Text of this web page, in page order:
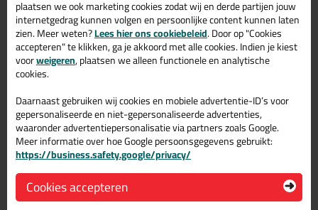
reinigingsmiddelen; tijdelijk bestand tegen brandstoffen,
minerale oliën, plantaardige en dierlijke vetten en oliën; niet
bestand tegen organische zuren, geconcentreerde anorganische
zuren en bijtende oplossingen of oplosmiddelen.
VERWERKINGSMETHODE
Oppervlakken moeten schoon, droog en vrij van alle sporen van
vet, olie en stof zijn. Voorbehandeling hangt af van de specifieke
aard van de ondergrond en is cruciaal voor een duurzame
hechting. Suggesties voor oppervlakte-voorbehandelingen zijn te
vinden op de meest recente versie van de Marine
Voorbehandelingstabel. Houd er rekening mee dat deze
suggesties gebaseerd zijn op ervaring en dienen in alle gevallen
door testen op originele substraten geverifieerd te worden.
plaatsen we ook marketing cookies zodat wij en derde partijen jouw
internetgedrag kunnen volgen en persoonlijke content kunnen laten
zien. Meer weten?Lees hier ons cookiebeleid. Door op "Cookies
accepteren" te klikken, ga je akkoord met alle cookies. Indien je kiest
voorweigeren, plaatsen we alleen functionele en analytische
cookies.
Daarnaast gebruiken wij cookies en mobiele advertentie-ID’s voor
gepersonaliseerde en niet-gepersonaliseerde advertenties,
waaronder advertentiepersonalisatie via partners zoals Google.
Meer informatie over hoe Google persoonsgegevens gebruikt:
https://business.safety.google/privacy/
Cookies accepteren